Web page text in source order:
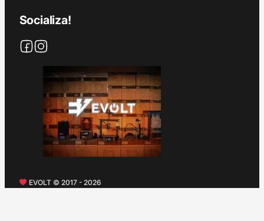
Socializa!
EVOLT © 2017 - 2026